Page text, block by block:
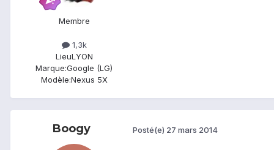
Membre
1,3k
LieuLYON
Marque:Google (LG)
Modèle:Nexus 5X
Boogy Posté(e) 27 mars 2014